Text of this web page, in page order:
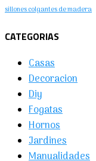
sillones colgantes de madera
CATEGORIAS
Casas
Decoracion
Diy
Fogatas
Hornos
Jardines
Manualidades